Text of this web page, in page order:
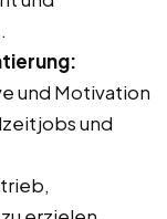
und Motivation
und